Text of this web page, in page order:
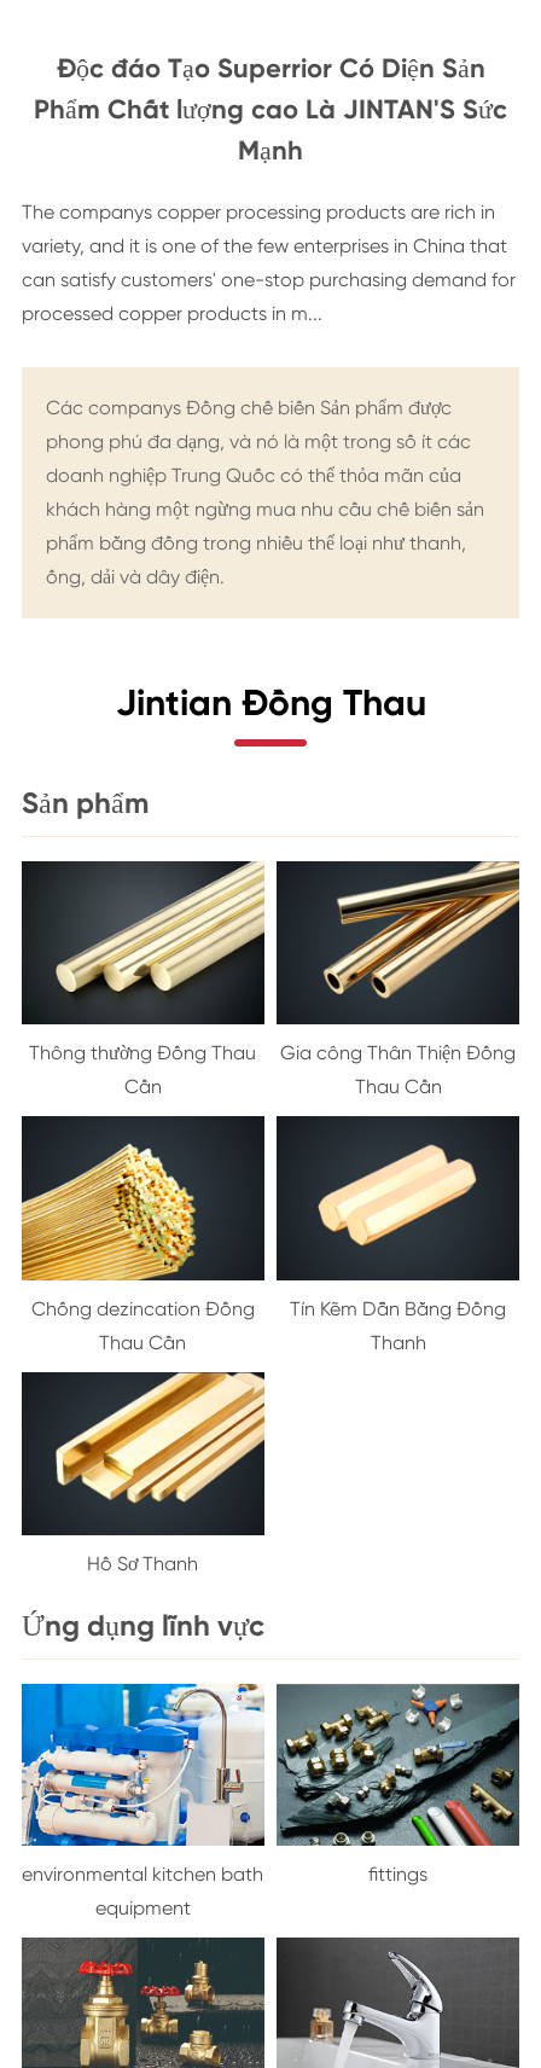
Độc đáo Tạo Superrior Có Diện Sản
Phẩm Chất lượng cao Là JINTAN'S Sức
Mạnh
The companys copper processing products are rich in
variety, and it is one of the few enterprises in China that
can satisfy customers' one-stop purchasing demand for
processed copper products in m...
Các companys Đồng chế biến Sản phẩm được
phong phú đa dạng, và nó là một trong số ít các
doanh nghiệp Trung Quốc có thể thỏa mãn của
khách hàng một ngừng mua nhu cầu chế biến sản
phẩm bằng đồng trong nhiều thể loại như thanh,
ống, dải và dây điện.
Jintian Đồng Thau
Sản phẩm
Thông thường Đồng Thau
Cần
Gia công Thân Thiện Đồng
Thau Cần
Chống dezincation Đồng
Thau Cần
Tín Kẽm Dẫn Bằng Đồng
Thanh
Hồ Sơ Thanh
Ứng dụng lĩnh vực
environmental kitchen bath
equipment
fittings